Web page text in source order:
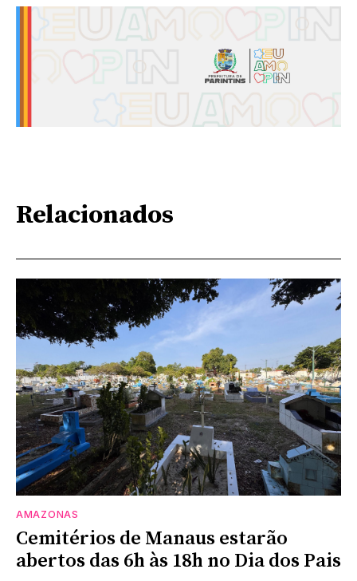
Relacionados
AMAZONAS
Cemitérios de Manaus estarão
abertos das 6h às 18h no Dia dos Pais